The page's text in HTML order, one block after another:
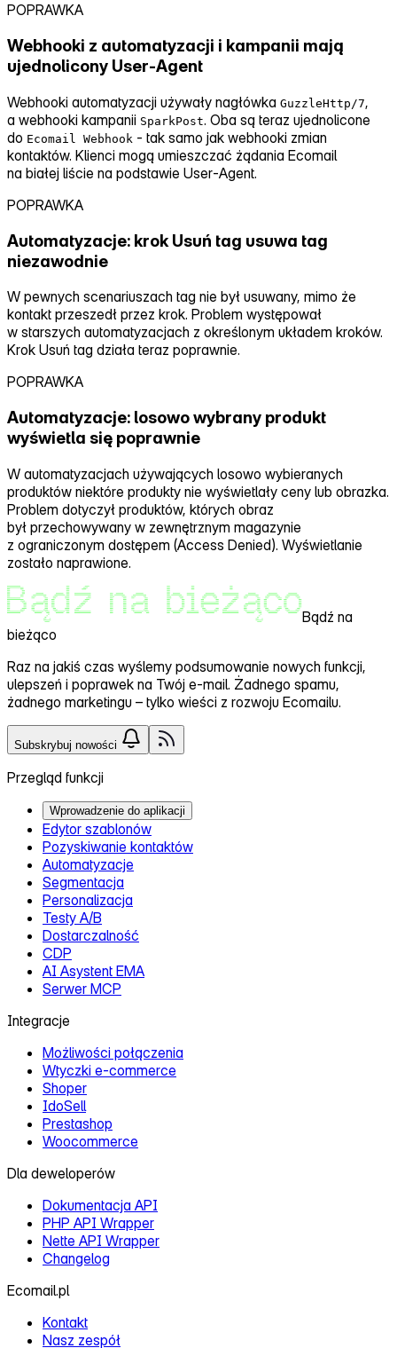
POPRAWKA
Webhooki z automatyzacji i kampanii mają
ujednolicony User‑Agent
Webhooki automatyzacji używały nagłówka GuzzleHttp/7,
a webhooki kampanii SparkPost. Oba są teraz ujednolicone
do Ecomail Webhook ‑ tak samo jak webhooki zmian
kontaktów. Klienci mogą umieszczać żądania Ecomail
na białej liście na podstawie User‑Agent.
POPRAWKA
Automatyzacje: krok Usuń tag usuwa tag
niezawodnie
W pewnych scenariuszach tag nie był usuwany, mimo że
kontakt przeszedł przez krok. Problem występował
w starszych automatyzacjach z określonym układem kroków.
Krok Usuń tag działa teraz poprawnie.
POPRAWKA
Automatyzacje: losowo wybrany produkt
wyświetla się poprawnie
W automatyzacjach używających losowo wybieranych
produktów niektóre produkty nie wyświetlały ceny lub obrazka.
Problem dotyczył produktów, których obraz
był przechowywany w zewnętrznym magazynie
z ograniczonym dostępem (Access Denied). Wyświetlanie
zostało naprawione.
Bądź na
bieżąco
Raz na jakiś czas wyślemy podsumowanie nowych funkcji,
ulepszeń i poprawek na Twój e-mail. Żadnego spamu,
żadnego marketingu – tylko wieści z rozwoju Ecomailu.
Subskrybuj nowości
Przegląd funkcji
Wprowadzenie do aplikacji
Edytor szablonów
Pozyskiwanie kontaktów
Automatyzacje
Segmentacja
Personalizacja
Testy A/B
Dostarczalność
CDP
AI Asystent EMA
Serwer MCP
Integracje
Możliwości połączenia
Wtyczki e‑commerce
Shoper
IdoSell
Prestashop
Woocommerce
Dla deweloperów
Dokumentacja API
PHP API Wrapper
Nette API Wrapper
Changelog
Ecomail.pl
Kontakt
Nasz zespół